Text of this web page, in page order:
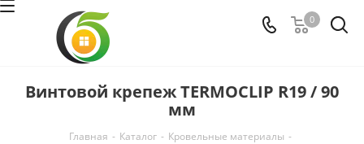
0
Винтовой крепеж TERMOCLIP R19 / 90
мм
Главная - Каталог - Кровельные материалы -